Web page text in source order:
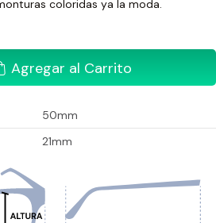
coloridas ya la moda.
Agregar al Carrito
50mm
21mm